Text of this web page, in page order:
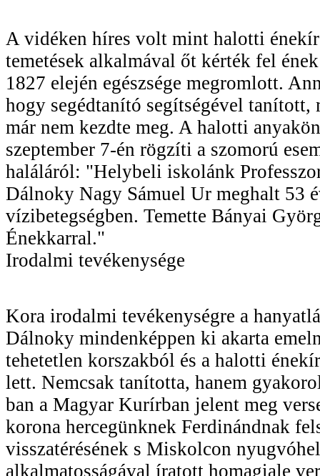
A vidéken híres volt mint halotti
temetések alkalmával őt kérték fel
1827 elején egészsége megromlott.
hogy segédtanító segítségével tanított,
már nem kezdte meg. A halotti
szeptember 7-én rögzíti a szomorú
haláláról: "Helybeli iskolánk
Dálnoky Nagy Sámuel Ur meghalt 53
vízibetegségben. Temette Bányai
Énekkarral."
Irodalmi tevékenysége
Kora irodalmi tevékenységre a
Dálnoky mindenképpen ki akarta
tehetetlen korszakból és a halotti
lett. Nemcsak tanította, hanem
ban a Magyar Kurírban jelent meg
korona hercegünknek Ferdinándnak
visszatérésének s Miskolcon
alkalmatosságával íratott homagiale